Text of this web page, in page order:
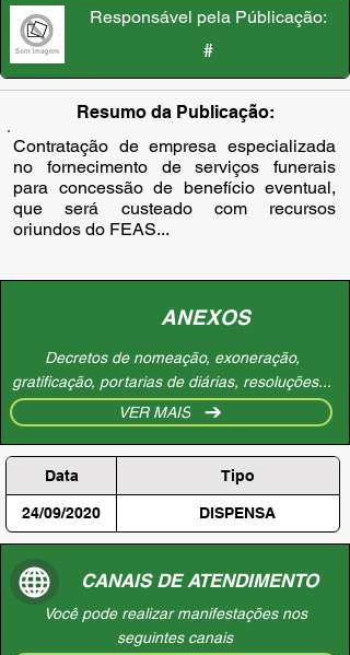
Responsável pela Públicação:
#
Resumo da Publicação:
Contratação de empresa especializada
no fornecimento de serviços funerais
para concessão de benefício eventual,
que será custeado com recursos
oriundos do FEAS...
ANEXOS
Decretos de nomeação, exoneração,
gratificação, portarias de diárias, resoluções...
VER MAIS
Data Tipo
24/09/2020 DISPENSA
CANAIS DE ATENDIMENTO
Você pode realizar manifestações nos
seguintes canais